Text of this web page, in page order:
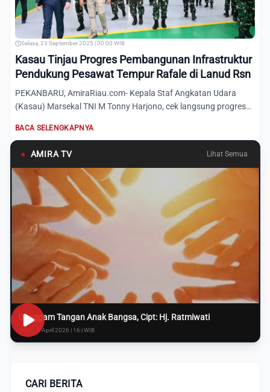
Selasa, 23 September 2025 | 00:00 WIB
Kasau Tinjau Progres Pembangunan Infrastruktur
Pendukung Pesawat Tempur Rafale di Lanud Rsn
PEKANBARU, AmiraRiau.com- Kepala Staf Angkatan Udara
(Kasau) Marsekal TNI M Tonny Harjono, cek langsung progres
BACA SELENGKAPNYA
● AMIRA TV Lihat Semua
Genggam Tangan Anak Bangsa, Cipt: Hj. Ratmiwati
Rabu, 8 April 2026 | 16:i WIB
CARI BERITA